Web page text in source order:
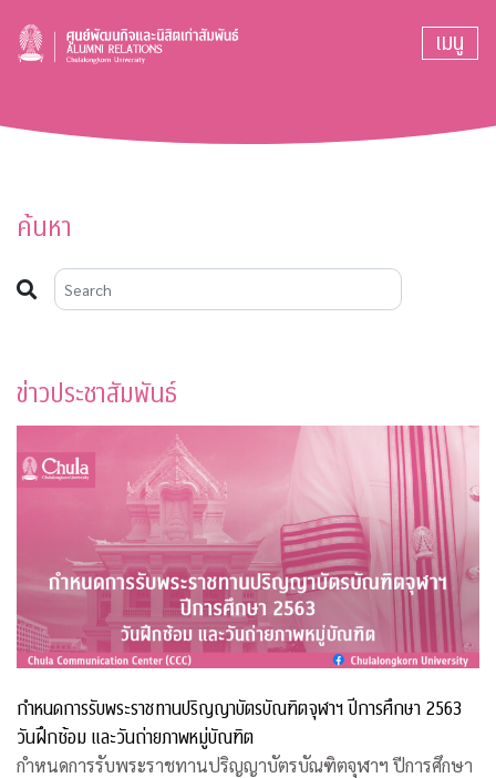
เมนู
ค้นหา
ข่าวประชาสัมพันธ์
กำหนดการรับพระราชทานปริญญาบัตรบัณฑิตจุฬาฯ ปีการศึกษา 2563
วันฝึกซ้อม และวันถ่ายภาพหมู่บัณฑิต
กำหนดการรับพระราชทานปริญญาบัตรบัณฑิตจุฬาฯ ปีการศึกษา